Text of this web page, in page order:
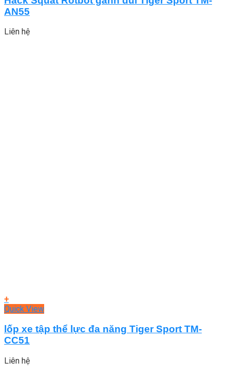
AN55
Liên hệ
+
Quick View
lốp xe tập thể lực đa năng Tiger Sport TM-
CC51
Liên hệ